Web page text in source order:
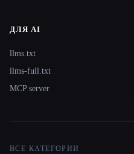
ДЛЯ AI
llms.txt
llms-full.txt
MCP server
ВСЕ КАТЕГОРИИ